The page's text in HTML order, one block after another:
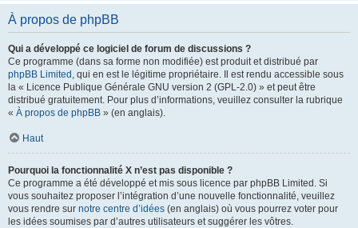
À propos de phpBB
Qui a développé ce logiciel de forum de discussions ?
Ce programme (dans sa forme non modifiée) est produit et distribué par
phpBB Limited , qui en est le légitime propriétaire. Il est rendu accessible sous
la « Licence Publique Générale GNU version 2 (GPL-2.0) » et peut être
distribué gratuitement. Pour plus d’informations, veuillez consulter la rubrique
« À propos de phpBB » (en anglais).
Haut
Pourquoi la fonctionnalité X n’est pas disponible ?
Ce programme a été développé et mis sous licence par phpBB Limited. Si
vous souhaitez proposer l’intégration d’une nouvelle fonctionnalité, veuillez
vous rendre sur notre centre d’idées (en anglais) où vous pourrez voter pour
les idées soumises par d’autres utilisateurs et suggérer les vôtres.